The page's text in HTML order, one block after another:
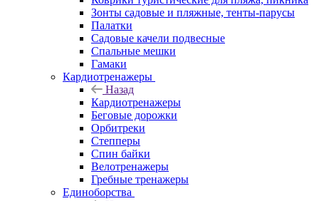
Зонты садовые и пляжные, тенты-парусы
Палатки
Садовые качели подвесные
Спальные мешки
Гамаки
Кардиотренажеры
Назад
Кардиотренажеры
Беговые дорожки
Орбитреки
Степперы
Спин байки
Велотренажеры
Гребные тренажеры
Единоборства